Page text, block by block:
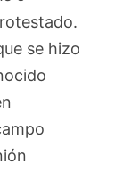
se hizo